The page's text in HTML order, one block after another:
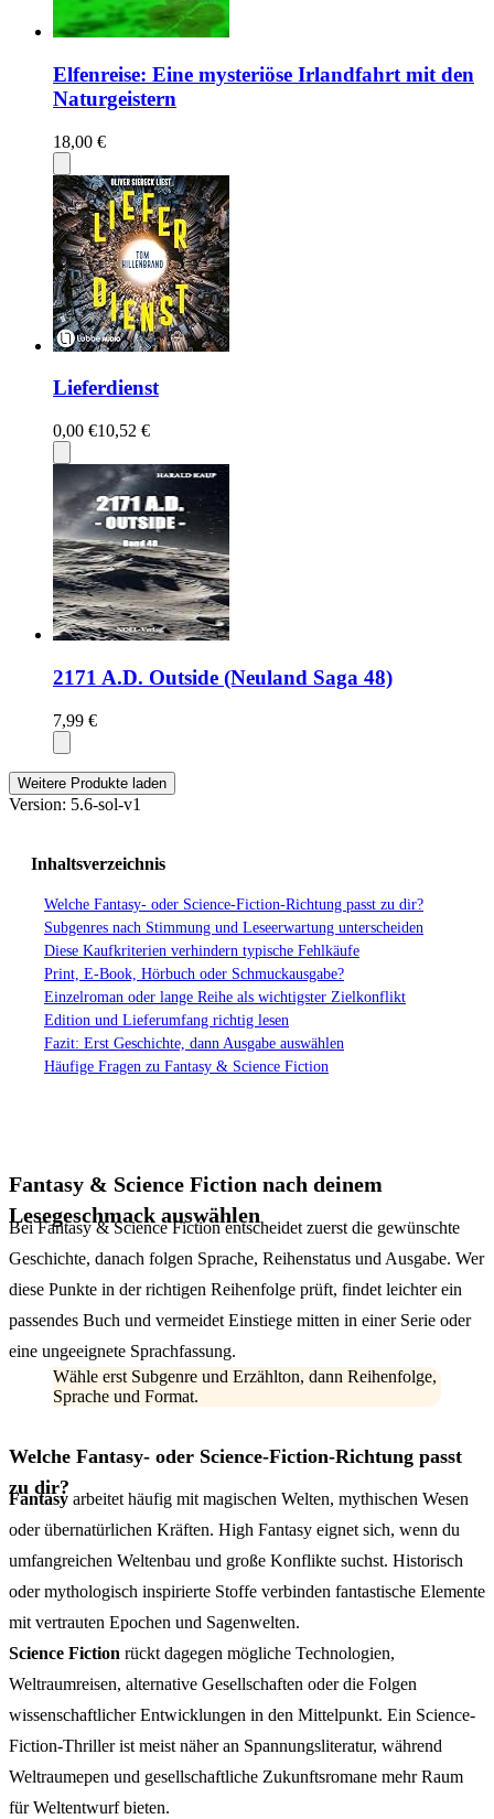
Elfenreise: Eine mysteriöse Irlandfahrt mit den
Naturgeistern
18,00 €
Lieferdienst
0,00 €10,52 €
2171 A.D. Outside (Neuland Saga 48)
7,99 €
Weitere Produkte laden
Version: 5.6-sol-v1
Fantasy & Science Fiction nach deinem
Lesegeschmack auswählen
Bei Fantasy & Science Fiction entscheidet zuerst die gewünschte
Geschichte, danach folgen Sprache, Reihenstatus und Ausgabe. Wer
diese Punkte in der richtigen Reihenfolge prüft, findet leichter ein
passendes Buch und vermeidet Einstiege mitten in einer Serie oder
eine ungeeignete Sprachfassung.
Wähle erst Subgenre und Erzählton, dann Reihenfolge,
Sprache und Format.
Welche Fantasy- oder Science-Fiction-Richtung passt
zu dir?
Fantasy arbeitet häufig mit magischen Welten, mythischen Wesen
oder übernatürlichen Kräften. High Fantasy eignet sich, wenn du
umfangreichen Weltenbau und große Konflikte suchst. Historisch
oder mythologisch inspirierte Stoffe verbinden fantastische Elemente
mit vertrauten Epochen und Sagenwelten.
Science Fiction rückt dagegen mögliche Technologien,
Weltraumreisen, alternative Gesellschaften oder die Folgen
wissenschaftlicher Entwicklungen in den Mittelpunkt. Ein Science-
Fiction-Thriller ist meist näher an Spannungsliteratur, während
Weltraumepen und gesellschaftliche Zukunftsromane mehr Raum
für Weltentwurf bieten.
Inhaltsverzeichnis
Welche Fantasy- oder Science-Fiction-Richtung passt zu dir?
Subgenres nach Stimmung und Leseerwartung unterscheiden
Diese Kaufkriterien verhindern typische Fehlkäufe
Print, E-Book, Hörbuch oder Schmuckausgabe?
Einzelroman oder lange Reihe als wichtigster Zielkonflikt
Edition und Lieferumfang richtig lesen
Fazit: Erst Geschichte, dann Ausgabe auswählen
Häufige Fragen zu Fantasy & Science Fiction